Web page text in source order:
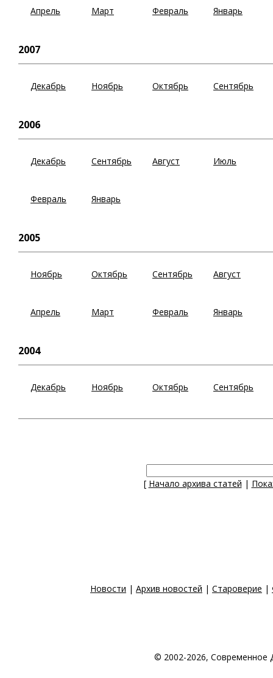
Апрель Март Февраль Январь
2007
Декабрь Ноябрь Октябрь Сентябрь
2006
Декабрь Сентябрь Август Июль
Февраль Январь
2005
Ноябрь Октябрь Сентябрь Август
Апрель Март Февраль Январь
2004
Декабрь Ноябрь Октябрь Сентябрь
[ Начало архива статей |
Новости | Архив новостей | Староверие |
© 2002-2026, Современное